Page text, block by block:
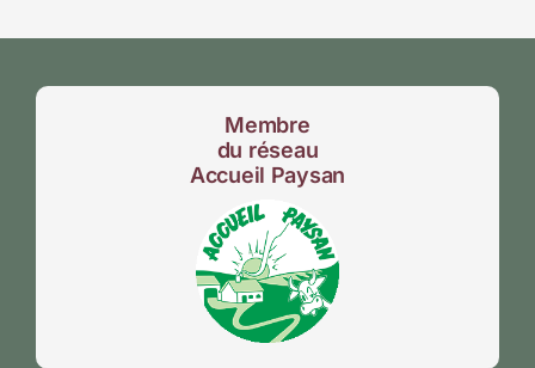
Membre
du réseau
Accueil Paysan